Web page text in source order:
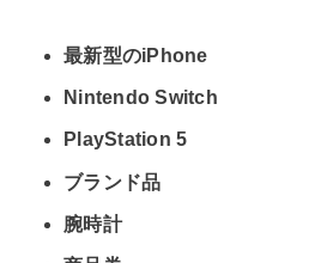
最新型のiPhone
Nintendo Switch
PlayStation 5
ブランド品
腕時計